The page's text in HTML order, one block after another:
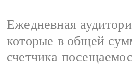
Ежедневная
которые в общей
счетчика